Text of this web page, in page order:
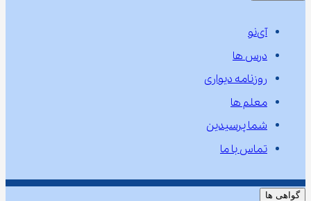
آی‌نو
درس ها
روزنامه دیواری
معلم ها
شما پرسیدین
تماس با ما
گواهی ها